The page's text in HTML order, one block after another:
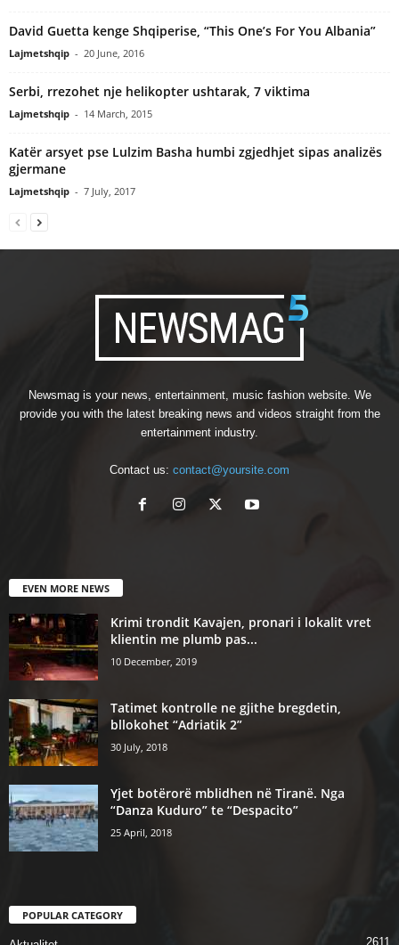
David Guetta kenge Shqiperise, “This One’s For You Albania”
Lajmetshqip - 20 June, 2016
Serbi, rrezohet nje helikopter ushtarak, 7 viktima
Lajmetshqip - 14 March, 2015
Katër arsyet pse Lulzim Basha humbi zgjedhjet sipas analizës
gjermane
Lajmetshqip - 7 July, 2017
Newsmag is your news, entertainment, music fashion website. We
provide you with the latest breaking news and videos straight from the
entertainment industry.
Contact us: contact@yoursite.com
EVEN MORE NEWS
Krimi trondit Kavajen, pronari i lokalit vret
klientin me plumb pas...
10 December, 2019
Tatimet kontrolle ne gjithe bregdetin,
bllokohet “Adriatik 2”
30 July, 2018
Yjet botërorë mblidhen në Tiranë. Nga
“Danza Kuduro” te “Despacito”
25 April, 2018
POPULAR CATEGORY
2611